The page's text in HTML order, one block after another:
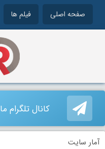
صفحه اصلی فیلم ها
کانال تلگرام ما
آمار سایت